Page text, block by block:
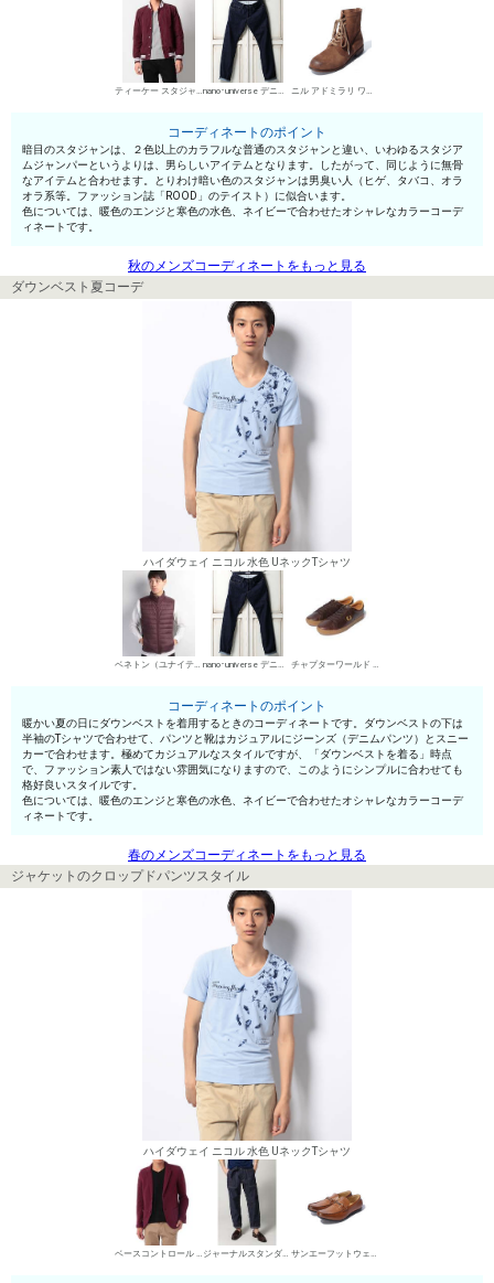
ティーケー スタジャン（単色） nano･universe デニムパンツ・ジーンズ ニル アドミラリ ワークブーツ
コーディネートのポイント
暗目のスタジャンは、２色以上のカラフルな普通のスタジャンと違い、いわゆるスタジア
ムジャンパーというよりは、男らしいアイテムとなります。したがって、同じように無骨
なアイテムと合わせます。とりわけ暗い色のスタジャンは男臭い人（ヒゲ、タバコ、オラ
オラ系等。ファッション誌「ROOD」のテイスト）に似合います。
色については、暖色のエンジと寒色の水色、ネイビーで合わせたオシャレなカラーコーデ
ィネートです。
秋のメンズコーディネートをもっと見る
ダウンベスト夏コーデ
ハイダウェイ ニコル 水色 UネックTシャツ
ベネトン（ユナイテッド カラーズ オブ ベネトン） ダウンベスト nano･universe デニムパンツ・ジーンズ チャプターワールド ローカットスニーカー
コーディネートのポイント
暖かい夏の日にダウンベストを着用するときのコーディネートです。ダウンベストの下は
半袖のTシャツで合わせて、パンツと靴はカジュアルにジーンズ（デニムパンツ）とスニー
カーで合わせます。極めてカジュアルなスタイルですが、「ダウンベストを着る」時点
で、ファッション素人ではない雰囲気になりますので、このようにシンプルに合わせても
格好良いスタイルです。
色については、暖色のエンジと寒色の水色、ネイビーで合わせたオシャレなカラーコーデ
ィネートです。
春のメンズコーディネートをもっと見る
ジャケットのクロップドパンツスタイル
ハイダウェイ ニコル 水色 UネックTシャツ
ベースコントロール カジュアルジャケット ジャーナルスタンダード ホームステッド デニムパンツ・ジーンズ サンエーフットウェア ローファー